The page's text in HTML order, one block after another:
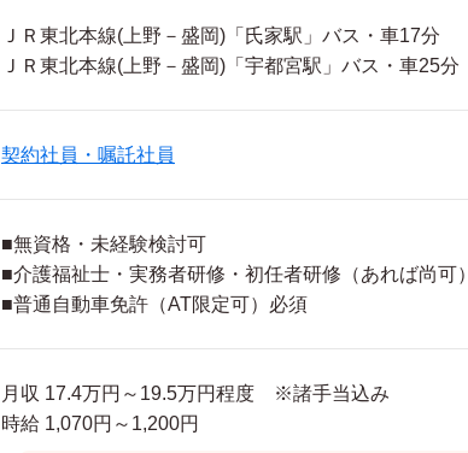
ＪＲ東北本線(上野－盛岡)「氏家駅」バス・車17分
ＪＲ東北本線(上野－盛岡)「宇都宮駅」バス・車25分
契約社員・嘱託社員
■無資格・未経験検討可
■介護福祉士・実務者研修・初任者研修（あれば尚可）
■普通自動車免許（AT限定可）必須
月収 17.4万円～19.5万円程度 ※諸手当込み
時給 1,070円～1,200円